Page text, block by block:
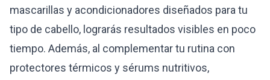
mascarillas y acondicionadores diseñados para tu
tipo de cabello, lograrás resultados visibles en poco
tiempo. Además, al complementar tu rutina con
protectores térmicos y sérums nutritivos,